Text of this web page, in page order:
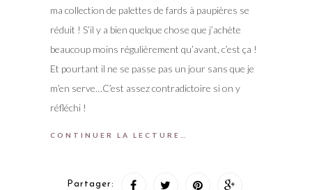
ma collection de palettes de fards à paupières se
réduit ! S’il y a bien quelque chose que j’achète
beaucoup moins régulièrement qu’avant, c’est ça !
Et pourtant il ne se passe pas un jour sans que je
m’en serve…C’est assez contradictoire si on y
réfléchi !
CONTINUER LA LECTURE…
Partager: